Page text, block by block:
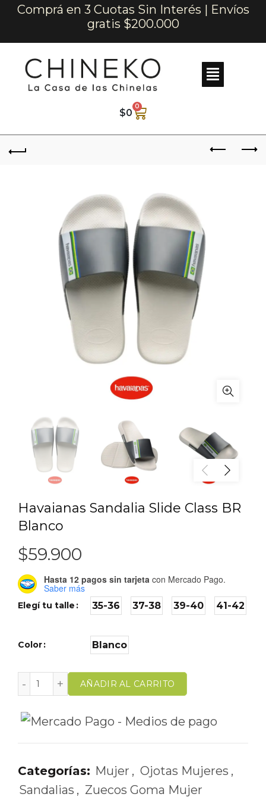
Comprá en 3 Cuotas Sin Interés | Envíos
gratis $200.000
$0
0
Havaianas Sandalia Slide Class BR
Blanco
$59.900
Hasta 12 pagos sin tarjeta con Mercado Pago.
Saber más
Elegí tu talle 35-36 37-38 39-40 41-42
Color Blanco
AÑADIR AL CARRITO
Categorías: Mujer , Ojotas Mujeres ,
Sandalias , Zuecos Goma Mujer